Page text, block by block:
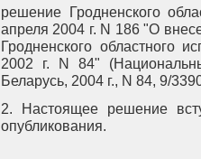
решение Гродненского
апреля 2004 г. N 186 "О
Гродненского областного
2002 г. N 84"
Беларусь, 2004 г., N 84, 9/
2. Настоящее решение
опубликования.